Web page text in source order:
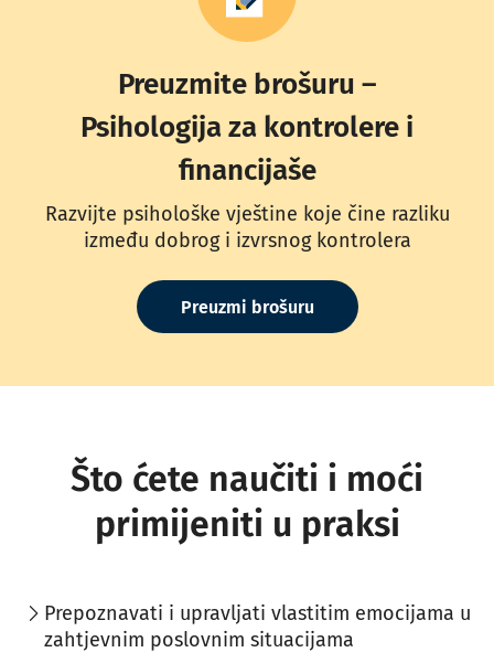
Preuzmite brošuru –
Psihologija za kontrolere i
financijaše
Razvijte psihološke vještine koje čine razliku
između dobrog i izvrsnog kontrolera
Preuzmi brošuru
Što ćete naučiti i moći
primijeniti u praksi
Prepoznavati i upravljati vlastitim emocijama u
zahtjevnim poslovnim situacijama